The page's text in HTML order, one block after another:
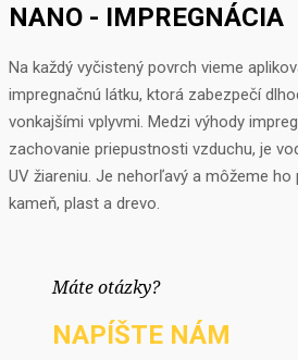
NANO - IMPREGNÁCIA
Na každý vyčistený povrch vieme
impregnačnú látku, ktorá zabezpečí
vonkajšími vplyvmi. Medzi výhody
zachovanie priepustnosti vzduchu, je
UV žiareniu. Je nehorľavý a môžeme ho
kameň, plast a drevo.
Máte otázky?
NAPÍŠTE NÁM